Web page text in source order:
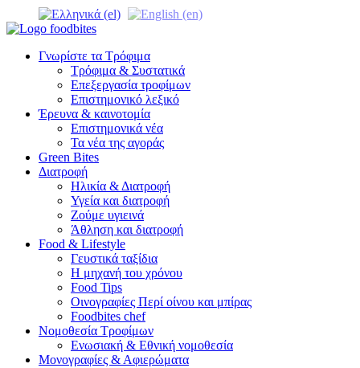
Γνωρίστε τα Τρόφιμα
Τρόφιμα & Συστατικά
Επεξεργασία τροφίμων
Επιστημονικό λεξικό
Έρευνα & καινοτομία
Επιστημονικά νέα
Τα νέα της αγοράς
Green Bites
Διατροφή
Ηλικία & Διατροφή
Υγεία και διατροφή
Ζούμε υγιεινά
Άθληση και διατροφή
Food & Lifestyle
Γευστικά ταξίδια
Η μηχανή του χρόνου
Food Tips
Οινογραφίες Περί οίνου και μπίρας
Foodbites chef
Νομοθεσία Τροφίμων
Ενωσιακή & Εθνική νομοθεσία
Μονογραφίες & Αφιερώματα